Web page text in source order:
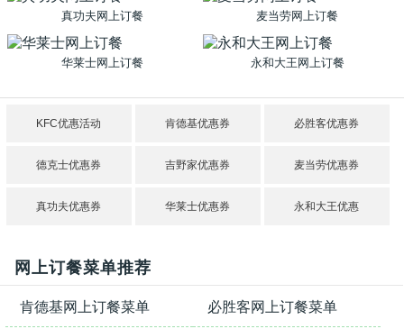
真功夫网上订餐 麦当劳网上订餐
华莱士网上订餐 永和大王网上订餐
KFC优惠活动 肯德基优惠券 必胜客优惠券
德克士优惠券 吉野家优惠券 麦当劳优惠券
真功夫优惠券 华莱士优惠券 永和大王优惠
网上订餐菜单推荐
肯德基网上订餐菜单 必胜客网上订餐菜单